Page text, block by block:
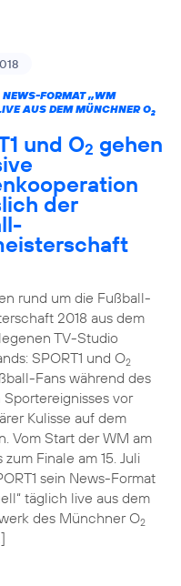
NEWS-FORMAT „WM
AUS DEM MÜNCHNER O2
und O2 gehen
der
rund um die Fußball-
2018 aus dem
TV-Studio
SPORT1 und O2
Fans während des
vor
Kulisse auf dem
Vom Start der WM am
zum Finale am 15. Juli
sein News-Format
täglich live aus dem
des Münchner O2